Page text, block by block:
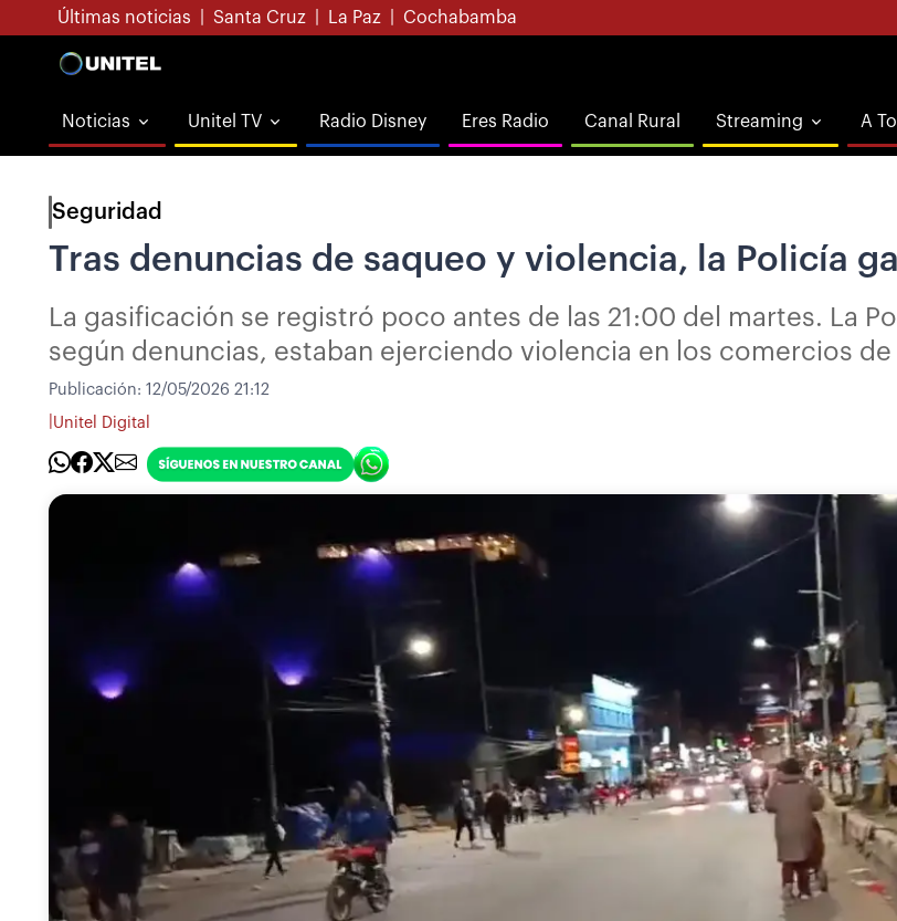
Últimas noticias Santa Cruz La Paz Cochabamba
Noticias Unitel TV Radio Disney Eres Radio Canal Rural Streaming A
Seguridad
Tras denuncias de saqueo y violencia, la Policía
La gasificación se registró poco antes de las 21:00 del martes. La
según denuncias, estaban ejerciendo violencia en los comercios de
Publicación: 12/05/2026 21:12
Unitel Digital